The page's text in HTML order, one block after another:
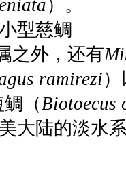
）。
型慈鲷
之外，还有
ramirezi
（Biotoecus
大陆的淡水